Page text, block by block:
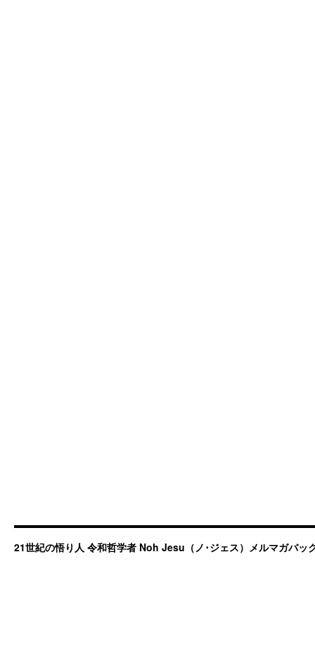
21世紀の悟り人 令和哲学者 Noh Jesu（ノ･ジェス）メルマガバッ